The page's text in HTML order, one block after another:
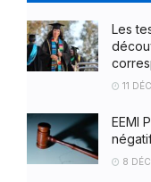
Les
11
EEMI
8